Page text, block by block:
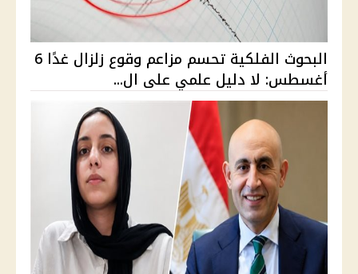
البحوث الفلكية تحسم مزاعم وقوع زلزال غدًا 6
أغسطس: لا دليل علمي على ال...